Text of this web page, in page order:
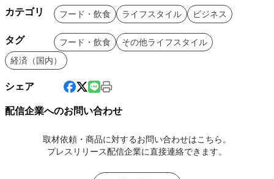
カテゴリ フード・飲食 ライフスタイル ビジネス
タグ フード・飲食
その他ライフスタイル
経済（国内）
シェア
配信企業へのお問い合わせ
取材依頼・商品に対するお問い合わせはこちら。
プレスリリース配信企業に直接連絡できます。